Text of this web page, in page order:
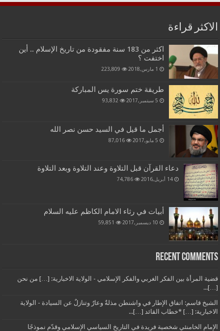
الاكثر قراءة
اكثر من 183 سنة مفقودة من تاريخ الإسلام .. أين
اختفت ؟
1 مارس,2018 223,809
طريقة ختم سورة يس المباركة
5 سبتمبر,2017 93,832
أجمل ما قيل في السيد حسن نصر الله
5 مايو,2017 87,016
دعاء القرآن قبل التلاوة وعند التلاوة وبعد التلاوة
14 أبريل,2016 74,786
أبيات في رثاء الامام الكاظم عليه السلام
10 ديسمبر,2017 59,851
Recent Comments
قضية المرأة بين الفكر الغربي والفكر الإسلامي - الولاية الاخبارية: […] من نحن
[…]...
الشيخ قاسم: اتفاق الإطار في واشنطن مذلةٌ وعارٌ وتنازلٌ عن السيادة - الولاية
الاخبارية: […] *خطاب القائد […]...
الإمام الخامنئي شخصية فريدة في التاريخ السياسي الإسلامي وقدّم نموذجًا